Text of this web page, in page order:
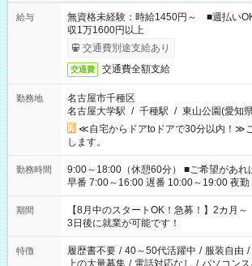
給与
無資格未経験：時給1450円～ ■週払い
収1万1600円以上
交通費別途支給あり
交通費 交通費全額支給
勤務地
名古屋市千種区
名古屋大学駅 / 千種駅 / 東山公園(愛知
≪自宅からドアtoドアで30分以内！≫
します。
勤務時間
9:00～18:00（休憩60分） ■ご希望があれば下記シフトもOK！
早番 7:00～16:00 遅番 10:00～19:00 夜勤
と休みを合わせたい」 「余裕を持って夕
「できれば残業はしたくない」 など、ご
ね。 ※Wワーク希望の方へ 今ご覧のお仕事で希望する勤務時間
と、もう1つのお仕事の勤務時間。 合計
合は応募できません。
期間
【8月中のスタートOK！急募！】2カ月
3日後に就業が可能です！
特徴 履歴書不要 / 40～50代活躍中 / 服装自由 /
上の大量募集 / 電話対応なし / パソコン